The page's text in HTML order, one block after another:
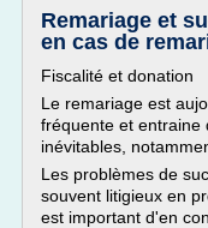
Remariage et
en cas de
Fiscalité et donation
Le remariage est
fréquente et entraine
inévitables,
Les problèmes de
souvent litigieux en
est important d'en